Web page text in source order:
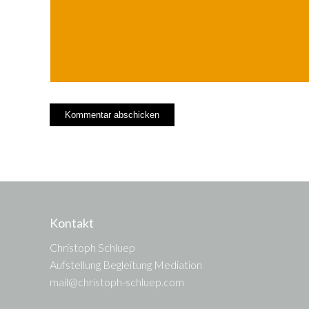
Kontakt
Christoph Schluep
Aufstellung Begleitung Mediation
mail@christoph-schluep.com